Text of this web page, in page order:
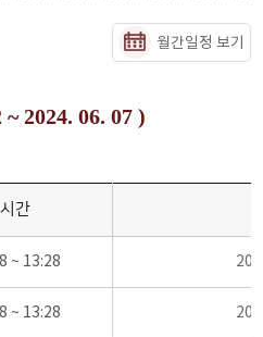
월간일정 보기
2024. 06. 07 )
시간
~ 13:28
~ 13:28